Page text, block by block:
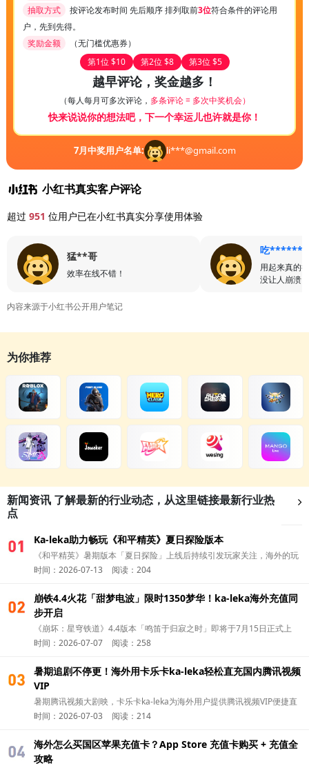
抽取方式
按评论发布时间 先后顺序 排列取前3位符合条件的评论用
户，先到先得。
奖励金额
（无门槛优惠券）
第1位 $10
第2位 $8 第3位 $5
越早评论，奖金越多！
（每人每月可多次评论， 多条评论 = 多次中奖机会）
快来说说你的想法吧，下一个幸运儿也许就是你！
7月中奖用户名单: li***@gmail.com
小红书真实客户评论
超过 951 位用户已在小红书真实分享使用体验
猛**哥
效率在线不错！
吃******
用起来真的
没让人崩溃
内容来源于小红书公开用户笔记
为你推荐
新闻资讯 了解最新的行业动态，从这里链接最新行业热
点
01
Ka-leka助力畅玩《和平精英》夏日探险版本
《和平精英》暑期版本「夏日探险」上线后持续引发玩家关注，海外的玩
家除了第一时间更新版本，可以通过 华人充值平台Ka-leka 完成国区游戏
时间：2026-07-13 阅读：204
01
崩铁4.4火花「甜梦电波」限时1350梦华！ka-leka海外充值同
步开启
《崩坏：星穹铁道》4.4版本「鸣笛于归寂之时」即将于7月15日正式上
线。今天就和卡乐卡ka-leka一起了解，怎么海外充值火花（Sparkle） 的
时间：2026-07-07 阅读：258
01
暑期追剧不停更！海外用卡乐卡ka-leka轻松直充国内腾讯视频
VIP
暑期腾讯视频大剧映，卡乐卡ka-leka为海外用户提供腾讯视频VIP便捷直
充，追剧无广告畅看一夏。
时间：2026-07-03 阅读：214
01
海外怎么买国区苹果充值卡？App Store 充值卡购买 + 充值全
攻略